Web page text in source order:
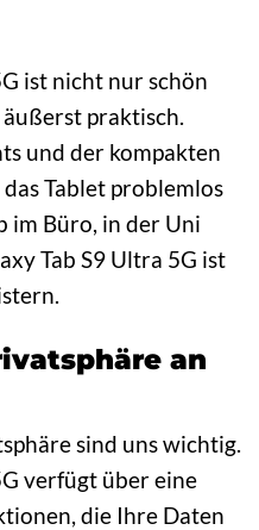
ist nicht nur schön
praktisch.
und der kompakten
Tablet problemlos
im Büro, in der Uni
Tab S9 Ultra 5G ist
an
sind uns wichtig.
verfügt über eine
die Ihre Daten